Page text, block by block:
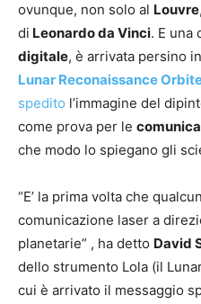
ovunque, non solo al Louvre
di Leonardo da Vinci. E una
digitale, è arrivata persino
Lunar Reconaissance
spedito l’immagine del
come prova per le
che modo lo spiegano gli
“E’ la prima volta che
comunicazione laser a
planetarie” , ha detto David
dello strumento Lola (il
cui è arrivato il messaggio